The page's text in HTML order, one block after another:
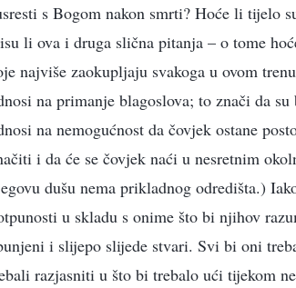
s Bogom nakon smrti? Hoće li tijelo
li ova i druga slična pitanja – o tome
najviše zaokupljaju svakoga u ovom
na primanje blagoslova; to znači da
na nemogućnost da čovjek ostane
i da će se čovjek naći u nesretnim
dušu nema prikladnog odredišta.)
u skladu s onime što bi njihov
i slijepo slijede stvari. Svi bi oni
razjasniti u što bi trebalo ući tijekom